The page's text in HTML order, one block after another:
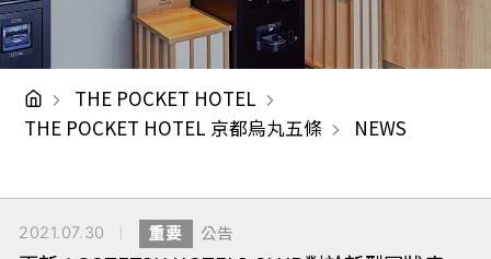
THE POCKET HOTEL
THE POCKET HOTEL 京都烏丸五條
NEWS
2021.07.30 重要 公告